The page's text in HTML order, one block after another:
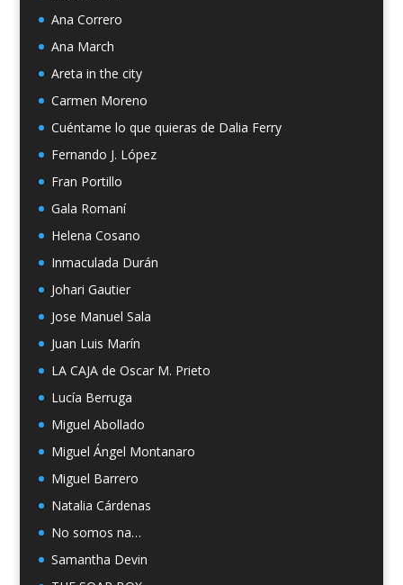
Ana Correro
Ana March
Areta in the city
Carmen Moreno
Cuéntame lo que quieras de Dalia Ferry
Fernando J. López
Fran Portillo
Gala Romaní
Helena Cosano
Inmaculada Durán
Johari Gautier
Jose Manuel Sala
Juan Luis Marín
LA CAJA de Oscar M. Prieto
Lucía Berruga
Miguel Abollado
Miguel Ángel Montanaro
Miguel Barrero
Natalia Cárdenas
No somos na…
Samantha Devin